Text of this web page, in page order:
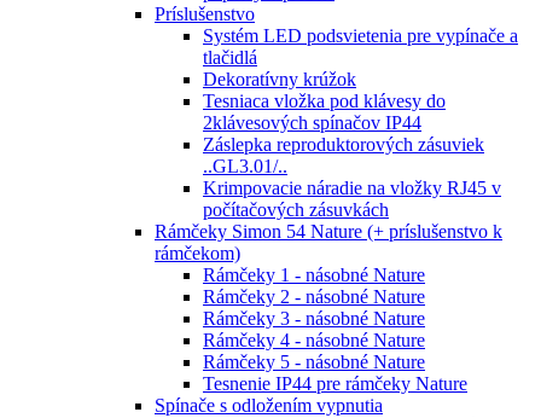
Príslušenstvo
Systém LED podsvietenia pre vypínače a
tlačidlá
Dekoratívny krúžok
Tesniaca vložka pod klávesy do
2klávesových spínačov IP44
Záslepka reproduktorových zásuviek
..GL3.01/..
Krimpovacie náradie na vložky RJ45 v
počítačových zásuvkách
Rámčeky Simon 54 Nature (+ príslušenstvo k
rámčekom)
Rámčeky 1 - násobné Nature
Rámčeky 2 - násobné Nature
Rámčeky 3 - násobné Nature
Rámčeky 4 - násobné Nature
Rámčeky 5 - násobné Nature
Tesnenie IP44 pre rámčeky Nature
Spínače s odložením vypnutia